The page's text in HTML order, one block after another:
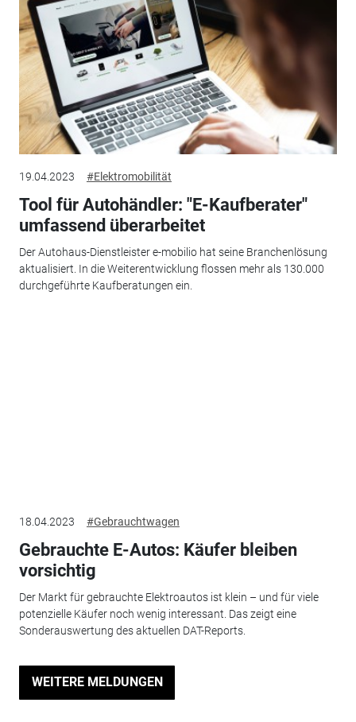
19.04.2023 #Elektromobilität
Tool für Autohändler: "E-Kaufberater"
umfassend überarbeitet
Der Autohaus-Dienstleister e-mobilio hat seine Branchenlösung
aktualisiert. In die Weiterentwicklung flossen mehr als 130.000
durchgeführte Kaufberatungen ein.
18.04.2023 #Gebrauchtwagen
Gebrauchte E-Autos: Käufer bleiben
vorsichtig
Der Markt für gebrauchte Elektroautos ist klein – und für viele
potenzielle Käufer noch wenig interessant. Das zeigt eine
Sonderauswertung des aktuellen DAT-Reports.
WEITERE MELDUNGEN